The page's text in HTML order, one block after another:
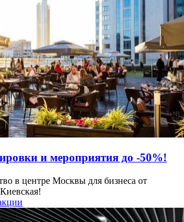
и мероприятия до -50%!
в центре Москвы для бизнеса от